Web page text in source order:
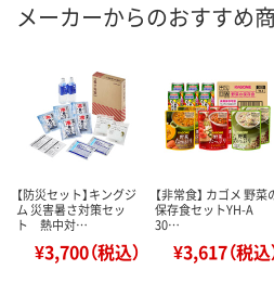
メーカーからのおすすめ
【防災セット】キングジ
ム 災害暑さ対策セッ
ト 熱中対…
¥3,700（税込）
【非常食】 カゴメ 野菜
保存食セットYH-A
30…
¥3,617（税込